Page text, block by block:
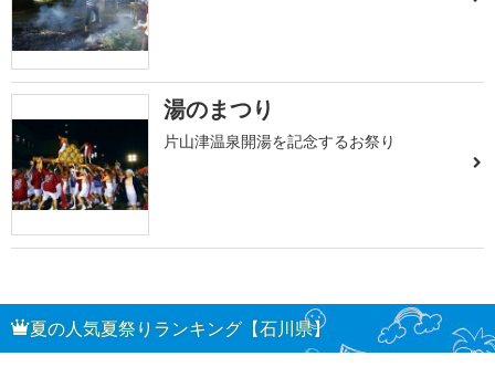
湯のまつり
片山津温泉開湯を記念するお祭り
夏の人気夏祭りランキング【石川県】